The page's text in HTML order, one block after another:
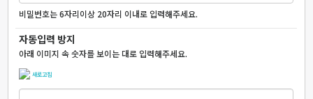
비밀번호는 6자리이상 20자리 이내로 입력해주세요.
자동입력 방지
아래 이미지 속 숫자를 보이는 대로 입력해주세요.
새로고침